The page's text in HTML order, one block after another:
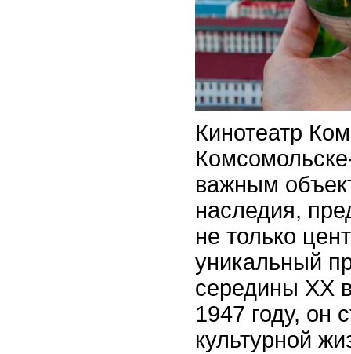
Кинотеатр
важным
наследия,
не только
уникальный
середины XX
1947 году, он
культурной